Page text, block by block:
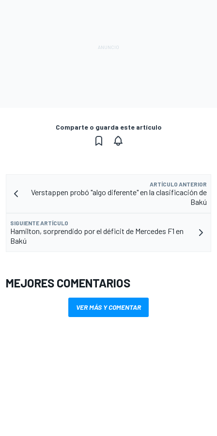
Comparte o guarda este artículo
ARTÍCULO ANTERIOR
Verstappen probó "algo diferente" en la clasificación de
Bakú
SIGUIENTE ARTÍCULO
Hamilton, sorprendido por el déficit de Mercedes F1 en
Bakú
MEJORES COMENTARIOS
VER MÁS Y COMENTAR